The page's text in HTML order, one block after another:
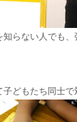
知らない人でも
どもたち同士で